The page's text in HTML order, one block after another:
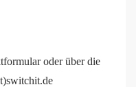
oder über die